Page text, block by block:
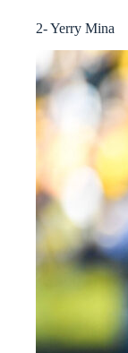
2- Yerry Mina